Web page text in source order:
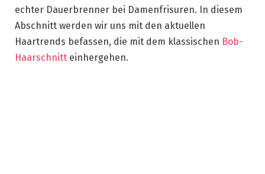
echter Dauerbrenner bei Damenfrisuren. In diesem
Abschnitt werden wir uns mit den aktuellen
Haartrends befassen, die mit dem klassischen Bob-
Haarschnitt einhergehen.